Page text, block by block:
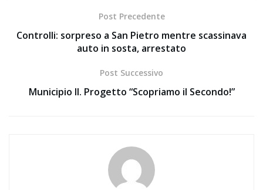
Post Precedente
Controlli: sorpreso a San Pietro mentre scassinava
auto in sosta, arrestato
Post Successivo
Municipio II. Progetto “Scopriamo il Secondo!”